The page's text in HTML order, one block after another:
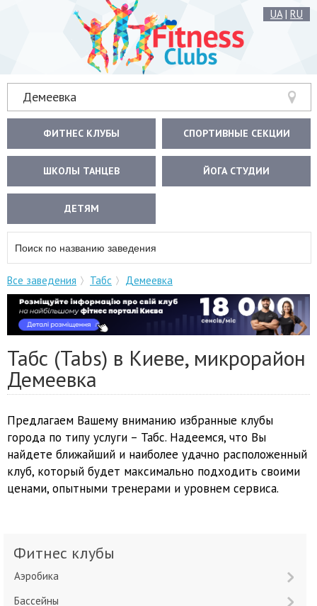
UA| RU
Демеевка
ФИТНЕС КЛУБЫ СПОРТИВНЫЕ СЕКЦИИ
ШКОЛЫ ТАНЦЕВ ЙОГА СТУДИИ
ДЕТЯМ
Все заведения Табс Демеевка
Табс (Tabs) в Киеве, микрорайон
Демеевка
Предлагаем Вашему вниманию избранные клубы
города по типу услуги – Табс. Надеемся, что Вы
найдете ближайший и наиболее удачно расположенный
клуб, который будет максимально подходить своими
ценами, опытными тренерами и уровнем сервиса.
Фитнес клубы
Аэробика
Бассейны